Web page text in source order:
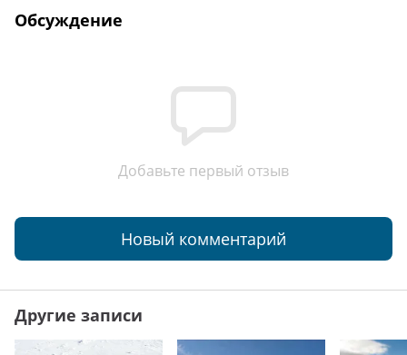
Обсуждение
Добавьте первый отзыв
Новый комментарий
Другие записи